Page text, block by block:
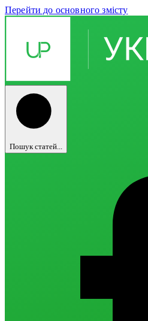
Перейти до основного змісту
Пошук статей...